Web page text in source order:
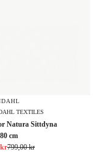
TEXTILES
Natura Sittdyna
cm
kr799,00 kr